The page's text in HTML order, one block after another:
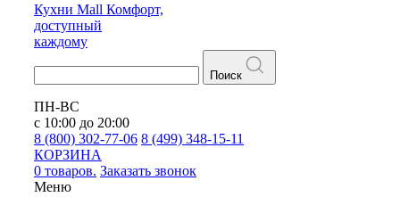
Кухни Mall Комфорт,
доступный
каждому
Поиск
ПН-ВС
с 10:00 до 20:00
8 (800) 302-77-06 8 (499) 348-15-11
КОРЗИНА
0 товаров. Заказать звонок
Меню